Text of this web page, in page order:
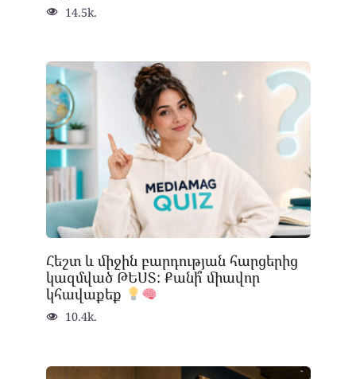
14.5k.
Հեշտ և միջին բարդության հարցերից
կազմված ԹԵՍՏ: Քանի՞ միավոր
կհավաքեք
10.4k.